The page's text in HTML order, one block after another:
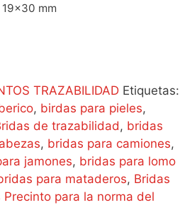
mm
TRAZABILIDAD Etiquetas:
, birdas para pieles,
de trazabilidad, bridas
, bridas para camiones,
jamones, bridas para lomo
para mataderos, Bridas
Precinto para la norma del